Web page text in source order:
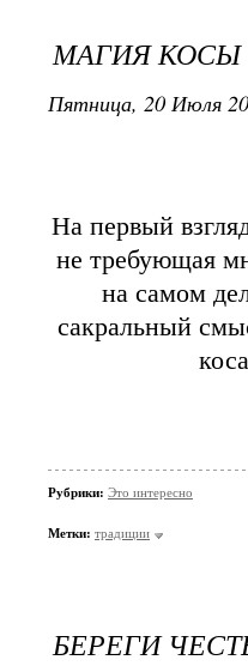
МАГИЯ КОСЫ
Пятница, 20 Июля
На первый
не требующая
на самом
сакральный
Рубрики: Это интересно
Метки: традиции
БЕРЕГИ